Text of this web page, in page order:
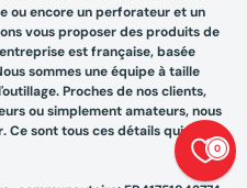
ou encore un perforateur et un
vous proposer des produits de
est française, basée
sommes une équipe à taille
Proches de nos clients,
ou simplement amateurs, nous
sont tous ces détails qui font
0